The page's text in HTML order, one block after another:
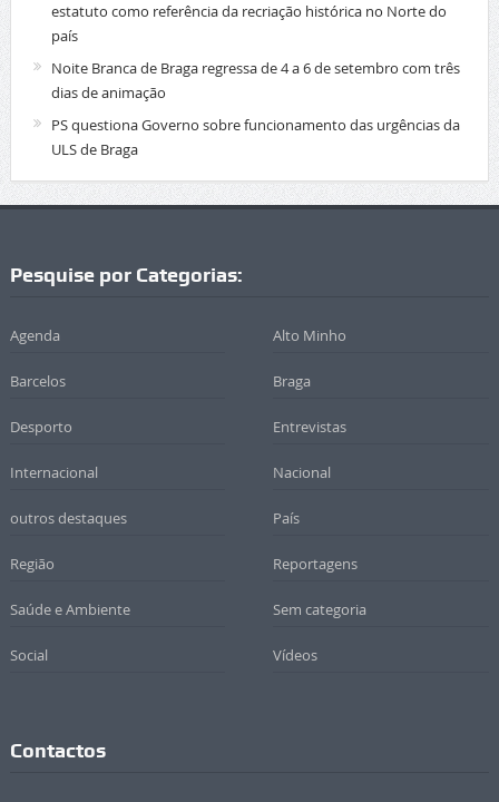
estatuto como referência da recriação histórica no Norte do
país
Noite Branca de Braga regressa de 4 a 6 de setembro com três
dias de animação
PS questiona Governo sobre funcionamento das urgências da
ULS de Braga
Pesquise por Categorias:
Agenda Alto Minho
Barcelos Braga
Desporto Entrevistas
Internacional Nacional
outros destaques País
Região Reportagens
Saúde e Ambiente Sem categoria
Social Vídeos
Contactos